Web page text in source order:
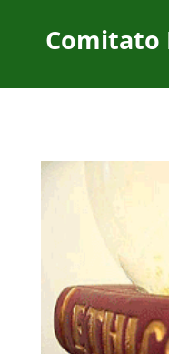
Comitato